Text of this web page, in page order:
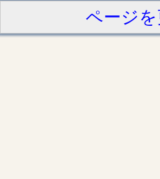
ページ